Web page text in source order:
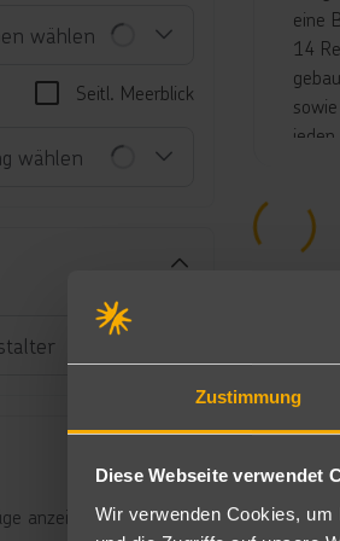
Zustimmung
Diese Webseite verwendet
Wir verwenden Cookies,
wählen
Seitl. Meerblick
wählen
anzeigen
eine
14
jeden